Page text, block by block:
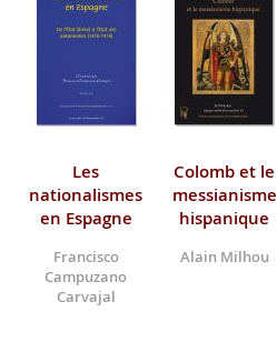
Les
nationalismes
en Espagne
Francisco
Campuzano
Carvajal
Colomb et le
messianisme
hispanique
Alain Milhou